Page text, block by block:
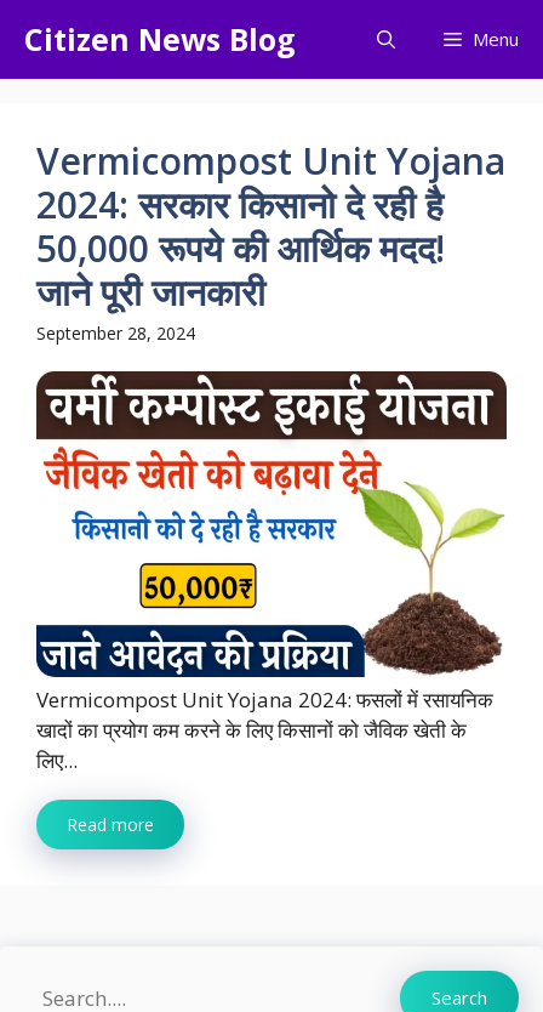
content
Citizen News Blog Menu
Vermicompost Unit Yojana
2024: सरकार किसानो दे रही है
50,000 रूपये की आर्थिक मदद!
जाने पूरी जानकारी
September 28, 2024
Vermicompost Unit Yojana 2024: फसलों में रसायनिक
खादों का प्रयोग कम करने के लिए किसानों को जैविक खेती के
लिए...
Read more
Search Search